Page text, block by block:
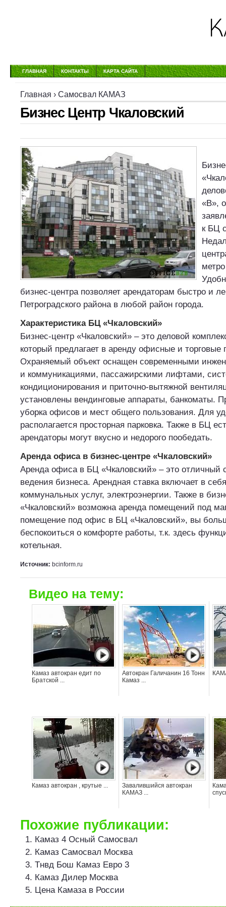
ГЛАВНАЯ КОНТАКТЫ КАРТА САЙТА
Главная › Самосвал КАМАЗ
Бизнес Центр Чкаловский
«В»,
к БЦ
бизнес-центра позволяет арендаторам быстро и
Петроградского района в любой район города.
Характеристика БЦ «Чкаловский»
Бизнес-центр «Чкаловский» – это деловой
который предлагает в аренду офисные и
Охраняемый объект оснащен современными
и коммуникациями, пассажирскими лифтами,
кондиционирования и приточно-вытяжной
установлены вендинговые аппараты, банкоматы.
уборка офисов и мест общего пользования. Для
располагается просторная парковка. Также в БЦ
арендаторы могут вкусно и недорого пообедать.
Аренда офиса в бизнес-центре «Чкаловский»
Аренда офиса в БЦ «Чкаловский» – это отличный
ведения бизнеса. Арендная ставка включает в
коммунальных услуг, электроэнергии. Также в
«Чкаловский» возможна аренда помещений под
помещение под офис в БЦ «Чкаловский», вы
беспокоиться о комфорте работы, т.к. здесь
котельная.
Источник: bcinform.ru
Видео на тему:
Камаз автокран едит по
Братской ...
Автокран Галичанин 16 Тонн
Камаз ...
Камаз автокран , крутые ...
Завалившийся автокран
КАМАЗ ...
Похожие публикации:
Камаз 4 Осный Самосвал
Камаз Самосвал Москва
Тнвд Бош Камаз Евро 3
Камаз Дилер Москва
Цена Камаза в России